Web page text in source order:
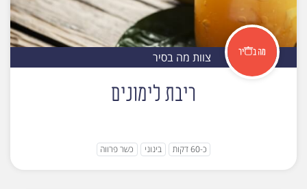
צוות מה בסיר
ריבת לימונים
כ-60 דקות בינוני כשר פרווה